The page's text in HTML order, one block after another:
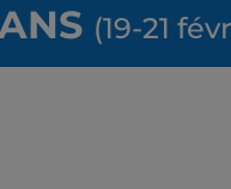
(19-21